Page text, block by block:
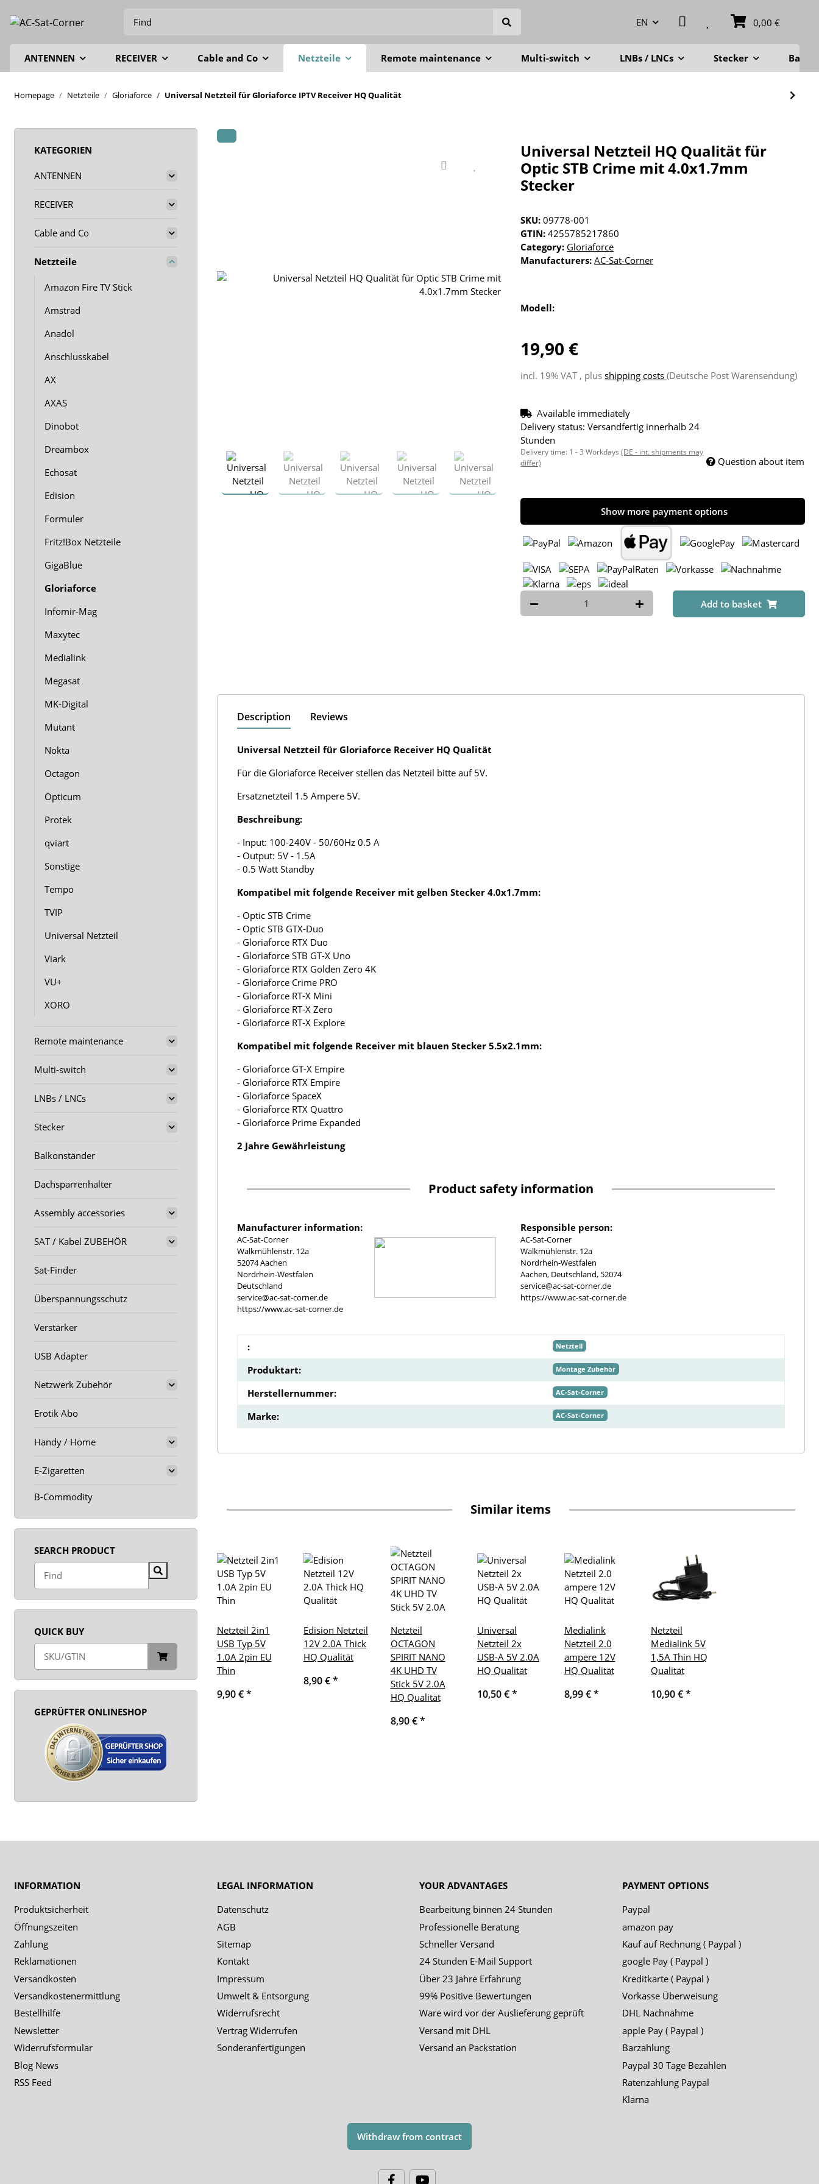
EN 0,00 €
ANTENNEN RECEIVER Cable and Co Netzteile Remote maintenance Multi-switch LNBs / LNCs Stecker
Homepage Netzteile Gloriaforce Universal Netzteil für Gloriaforce IPTV Receiver HQ Qualität
Universal Netzteil HQ Qualität für
Optic STB Crime mit 4.0x1.7mm
Stecker
SKU:09778-001
GTIN: 4255785217860
Category: Gloriaforce
Manufacturers: AC-Sat-Corner
Modell:
19,90 €
incl. 19% VAT , plusshipping costs(Deutsche Post Warensendung)
Available immediately
Delivery status: Versandfertig innerhalb 24
Stunden
Delivery time: 1 - 3 Workdays(DE - int. shipments may
differ)
Question about item
Show more payment options
Add to basket
Description Reviews
Universal Netzteil für Gloriaforce Receiver HQ Qualität
Für die Gloriaforce Receiver stellen das Netzteil bitte auf 5V.
Ersatznetzteil 1.5 Ampere 5V.
Beschreibung:
- Input: 100-240V - 50/60Hz 0.5 A
- Output: 5V - 1.5A
- 0.5 Watt Standby
Kompatibel mit folgende Receiver mit gelben Stecker 4.0x1.7mm:
- Optic STB Crime
- Optic STB GTX-Duo
- Gloriaforce RTX Duo
- Gloriaforce STB GT-X Uno
- Gloriaforce RTX Golden Zero 4K
- Gloriaforce Crime PRO
- Gloriaforce RT-X Mini
- Gloriaforce RT-X Zero
- Gloriaforce RT-X Explore
Kompatibel mit folgende Receiver mit blauen Stecker 5.5x2.1mm:
- Gloriaforce GT-X Empire
- Gloriaforce RTX Empire
- Gloriaforce SpaceX
- Gloriaforce RTX Quattro
- Gloriaforce Prime Expanded
2 Jahre Gewährleistung
Product safety information
Manufacturer information:
AC-Sat-Corner
Walkmühlenstr. 12a
52074 Aachen
Nordrhein-Westfalen
Deutschland
service@ac-sat-corner.de
https://www.ac-sat-corner.de
Responsible person:
AC-Sat-Corner
Walkmühlenstr. 12a
Nordrhein-Westfalen
Aachen, Deutschland, 52074
service@ac-sat-corner.de
https://www.ac-sat-corner.de
: Netzteil
Produktart: Montage Zubehör
Herstellernummer: AC-Sat-Corner
Marke: AC-Sat-Corner
Similar items
Netzteil 2in1
USB Typ 5V
1.0A 2pin EU
Thin
9,90 €*
Edision Netzteil
12V 2.0A Thick
HQ Qualität
8,90 €*
Netzteil
OCTAGON
SPIRIT NANO
4K UHD TV
Stick 5V 2.0A
HQ Qualität
8,90 €*
Universal
Netzteil 2x
USB-A 5V 2.0A
HQ Qualität
10,50 €*
Medialink
Netzteil 2.0
ampere 12V
HQ Qualität
8,99 €*
Netzteil
Medialink 5V
1,5A Thin HQ
Qualität
10,90 €*
KATEGORIEN
ANTENNEN
RECEIVER
Cable and Co
Netzteile
Amazon Fire TV Stick
Amstrad
Anadol
Anschlusskabel
AX
AXAS
Dinobot
Dreambox
Echosat
Edision
Formuler
Fritz!Box Netzteile
GigaBlue
Gloriaforce
Infomir-Mag
Maxytec
Medialink
Megasat
MK-Digital
Mutant
Nokta
Octagon
Opticum
Protek
qviart
Sonstige
Tempo
TVIP
Universal Netzteil
Viark
VU+
XORO
Remote maintenance
Multi-switch
LNBs / LNCs
Stecker
Balkonständer
Dachsparrenhalter
Assembly accessories
SAT / Kabel ZUBEHÖR
Sat-Finder
Überspannungsschutz
Verstärker
USB Adapter
Netzwerk Zubehör
Erotik Abo
Handy / Home
E-Zigaretten
B-Commodity
SEARCH PRODUCT
QUICK BUY
GEPRÜFTER ONLINESHOP
INFORMATION
Produktsicherheit
Öffnungszeiten
Zahlung
Reklamationen
Versandkosten
Versandkostenermittlung
Bestellhilfe
Newsletter
Widerrufsformular
Blog News
RSS Feed
LEGAL INFORMATION
Datenschutz
AGB
Sitemap
Kontakt
Impressum
Umwelt & Entsorgung
Widerrufsrecht
Vertrag Widerrufen
Sonderanfertigungen
YOUR ADVANTAGES
Bearbeitung binnen 24 Stunden
Professionelle Beratung
Schneller Versand
24 Stunden E-Mail Support
Über 23 Jahre Erfahrung
99% Positive Bewertungen
Ware wird vor der Auslieferung geprüft
Versand mit DHL
Versand an Packstation
PAYMENT OPTIONS
Paypal
amazon pay
Kauf auf Rechnung ( Paypal )
google Pay ( Paypal )
Kreditkarte ( Paypal )
Vorkasse Überweisung
DHL Nachnahme
apple Pay ( Paypal )
Barzahlung
Paypal 30 Tage Bezahlen
Ratenzahlung Paypal
Klarna
Withdraw from contract